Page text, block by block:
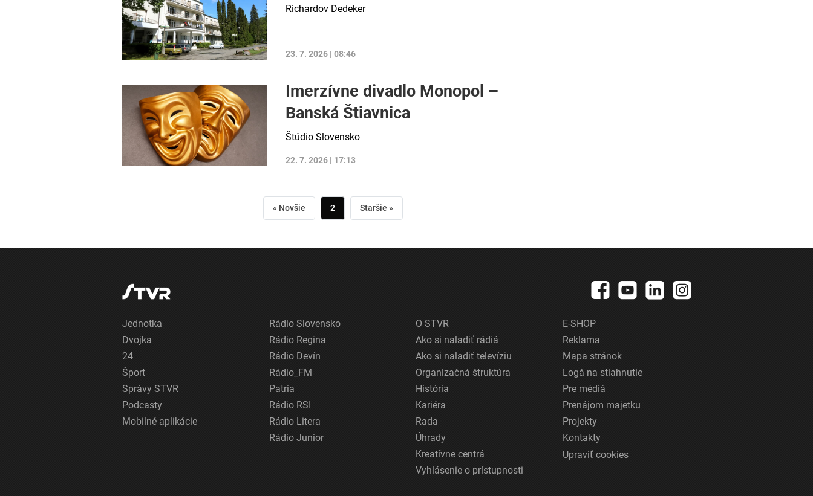
Richardov Dedeker
23. 7. 2026 | 08:46
Imerzívne divadlo Monopol –
Banská Štiavnica
Štúdio Slovensko
22. 7. 2026 | 17:13
« Novšie 2 Staršie »
Jednotka
Dvojka
24
Šport
Správy STVR
Podcasty
Mobilné aplikácie
Rádio Slovensko
Rádio Regina
Rádio Devín
Rádio_FM
Patria
Rádio RSI
Rádio Litera
Rádio Junior
O STVR
Ako si naladiť rádiá
Ako si naladiť televíziu
Organizačná štruktúra
História
Kariéra
Rada
Úhrady
Kreatívne centrá
Vyhlásenie o prístupnosti
E-SHOP
Reklama
Mapa stránok
Logá na stiahnutie
Pre médiá
Prenájom majetku
Projekty
Kontakty
Upraviť cookies